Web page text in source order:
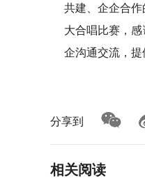
共建、企企合
大合唱比赛，
企沟通交流，
分享到
相关阅读